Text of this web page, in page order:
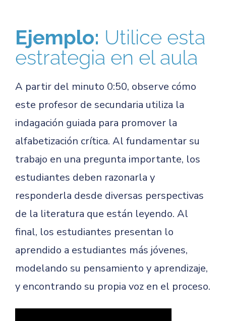
Ejemplo: Utilice esta
estrategia en el aula
A partir del minuto 0:50, observe cómo
este profesor de secundaria utiliza la
indagación guiada para promover la
alfabetización crítica. Al fundamentar su
trabajo en una pregunta importante, los
estudiantes deben razonarla y
responderla desde diversas perspectivas
de la literatura que están leyendo. Al
final, los estudiantes presentan lo
aprendido a estudiantes más jóvenes,
modelando su pensamiento y aprendizaje,
y encontrando su propia voz en el proceso.